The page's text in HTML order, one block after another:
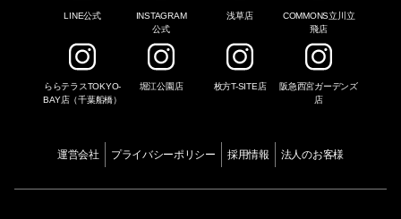
LINE公式
INSTAGRAM
公式
浅草店
COMMONS立川立
飛店
ららテラスTOKYO-
BAY店（千葉船橋）
堀江公園店 枚方T-SITE店
阪急西宮ガーデンズ
店
運営会社 プライバシーポリシー 採用情報 法人のお客様